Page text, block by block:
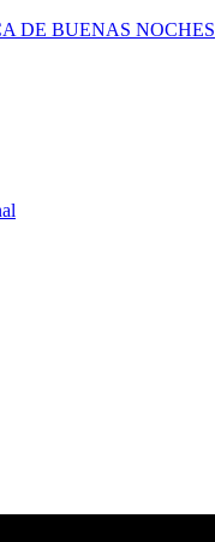
DE BUENAS NOCHES